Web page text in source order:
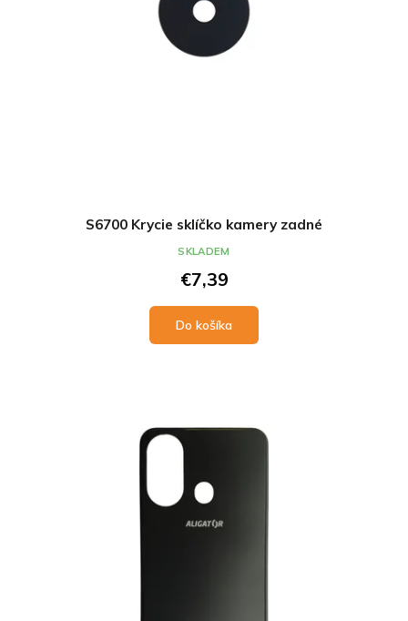
S6700 Krycie sklíčko kamery zadné
€7,39
Do košíka
SKLADEM